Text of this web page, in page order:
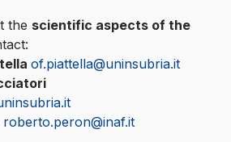
the scientific aspects of the
of.piattella@uninsubria.it
roberto.peron@inaf.it